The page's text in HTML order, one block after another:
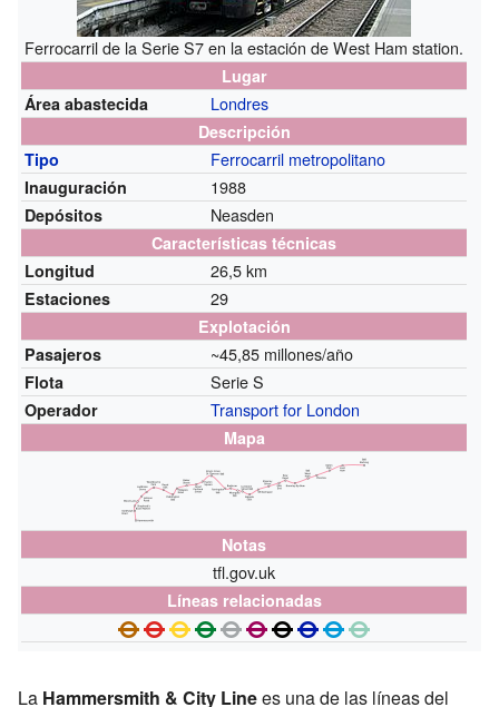
Ferrocarril de la Serie S7 en la estación de West Ham station.
Lugar
Área abastecida
Londres
Descripción
Tipo
Ferrocarril metropolitano
Inauguración 1988
Depósitos Neasden
Características técnicas
Longitud
26,5 km
Estaciones 29
Explotación
Pasajeros
~45,85 millones/año
Flota Serie S
Operador Transport for London
Mapa
Notas
tfl.gov.uk
Líneas relacionadas
La Hammersmith & City Linees una de las líneas del